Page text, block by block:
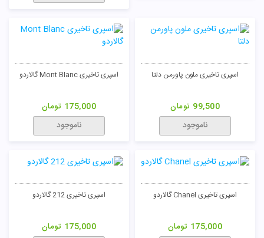
اسپری تاخیری ملون پاورمن دلتا
99,500 تومان
ناموجود
اسپری تاخیری Mont Blanc گالاردو
175,000 تومان
ناموجود
اسپری تاخیری Chanel گالاردو
175,000 تومان
اسپری تاخیری 212 گالاردو
175,000 تومان